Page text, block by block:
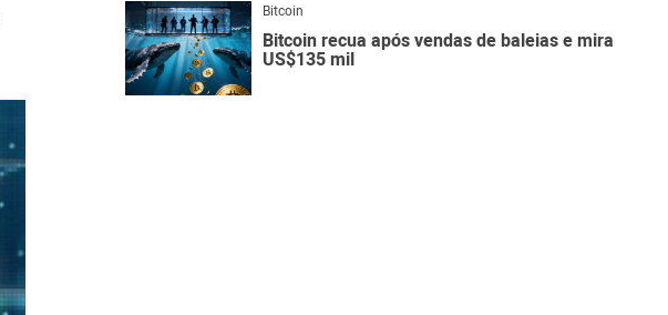
Bitcoin
Bitcoin recua após vendas de baleias e mira
US$135 mil